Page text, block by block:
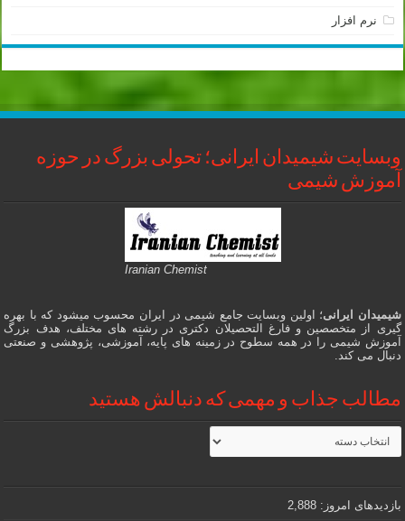
نرم افزار
وبسایت شیمیدان ایرانی؛ تحولی بزرگ در حوزه
آموزش شیمی
Iranian Chemist
شیمیدان ایرانی؛ اولین وبسایت جامع شیمی در ایران محسوب میشود که با بهره
گیری از متخصصین و فارغ التحصیلان دکتری در رشته های مختلف، هدف بزرگ
آموزش شیمی را در همه سطوح در زمینه های پایه، آموزشی، پژوهشی و صنعتی
دنبال می کند.
مطالب جذاب و مهمی که دنبالش هستید
مطالب
جذاب
و
که
دنبالش
هستید
بازدیدهای امروز:2,888